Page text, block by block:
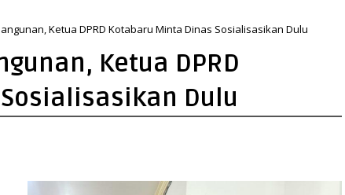
Ketua DPRD Kotabaru Minta Dinas Sosialisasikan Dulu
Ketua DPRD
Dulu